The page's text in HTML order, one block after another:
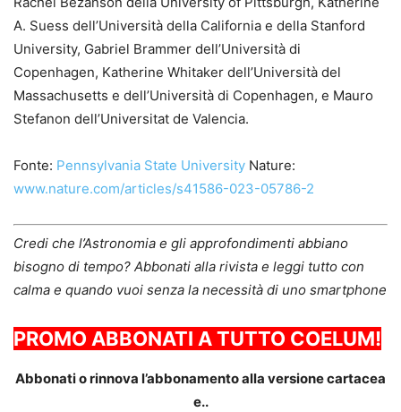
A. Suess dell’Università della California e della Stanford
University, Gabriel Brammer dell’Università di
Copenhagen, Katherine Whitaker dell’Università del
Massachusetts e dell’Università di Copenhagen, e Mauro
Stefanon dell’Universitat de Valencia.
Fonte: Pennsylvania State University Nature:
www.nature.com/articles/s41586-023-05786-2
Credi che l’Astronomia e gli approfondimenti abbiano
bisogno di tempo? Abbonati alla rivista e leggi tutto con
calma e quando vuoi senza la necessità di uno smartphone
PROMO ABBONATI A TUTTO COELUM!
Abbonati o rinnova l’abbonamento alla versione cartacea
e..